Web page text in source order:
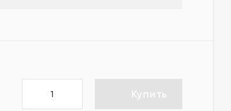
Купить